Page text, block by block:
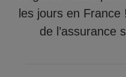
les jours en
de l’assurance